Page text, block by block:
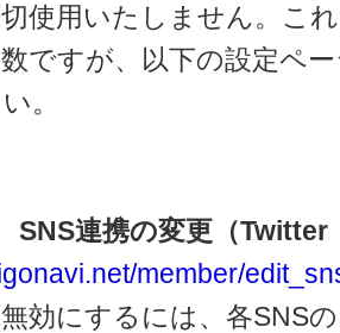
使用いたしません。こ
ですが、以下の設定ペ
。
連携の変更（Twitter
member/
効にするには、各SNS